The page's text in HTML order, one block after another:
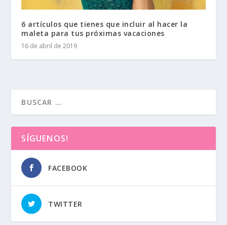
6 artículos que tienes que incluir al hacer la
maleta para tus próximas vacaciones
16 de abril de 2019
SÍGUENOS!
FACEBOOK
TWITTER